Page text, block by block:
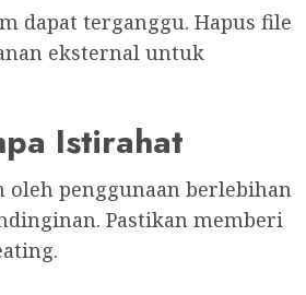
dapat terganggu. Hapus file
eksternal untuk
Istirahat
oleh penggunaan berlebihan
Pastikan memberi